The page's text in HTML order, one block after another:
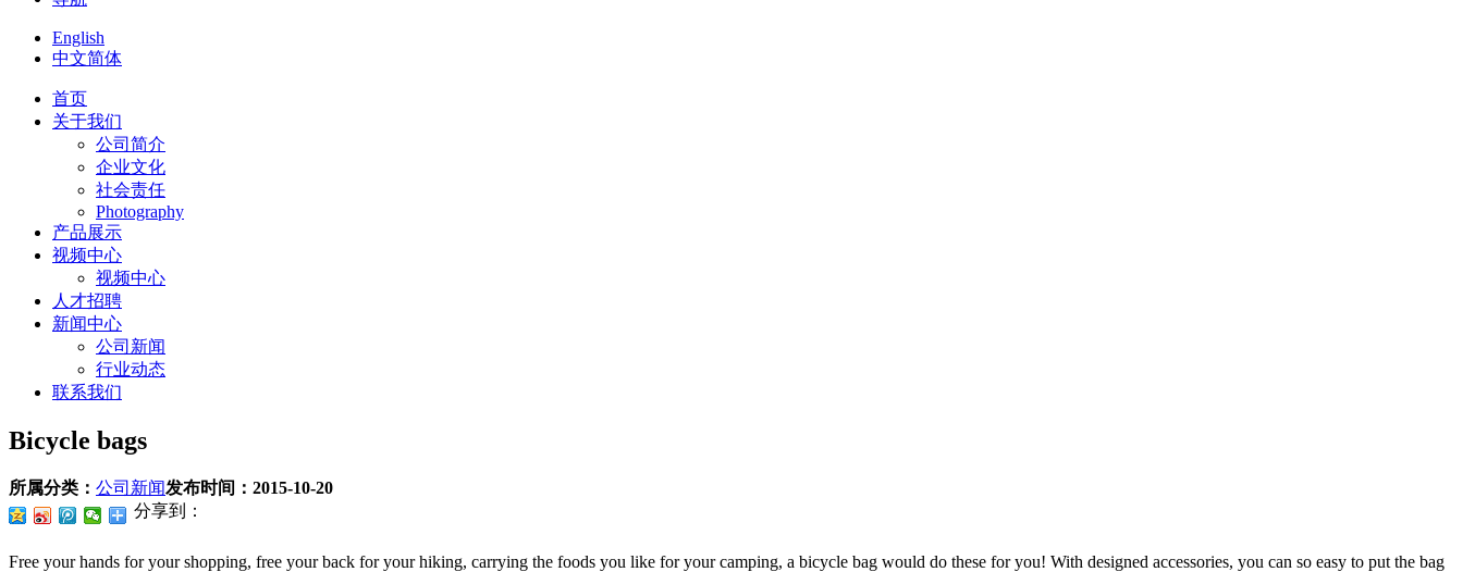
English
中文简体
首页
关于我们
公司简介
企业文化
社会责任
Photography
产品展示
视频中心
视频中心
人才招聘
新闻中心
公司新闻
行业动态
联系我们
Bicycle bags
所属分类： 公司新闻发布时间： 2015-10-20
分享到：
Free your hands for your shopping, free your back for your hiking, carrying the foods you like for your camping, a bicycle bag would do these for you! With designed accessories, you can so easy to put the bag